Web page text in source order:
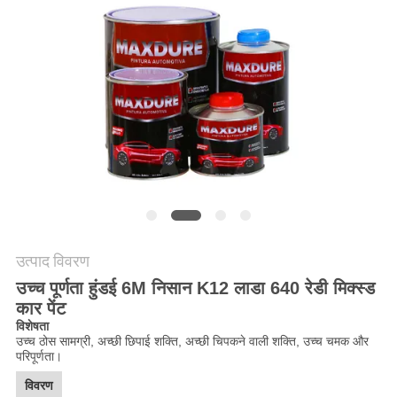
उत्पाद विवरण
उच्च पूर्णता हुंडई 6M निसान K12 लाडा 640 रेडी मिक्स्ड
कार पेंट
विशेषता
उच्च ठोस सामग्री, अच्छी छिपाई शक्ति, अच्छी चिपकने वाली शक्ति, उच्च चमक और
परिपूर्णता।
विवरण